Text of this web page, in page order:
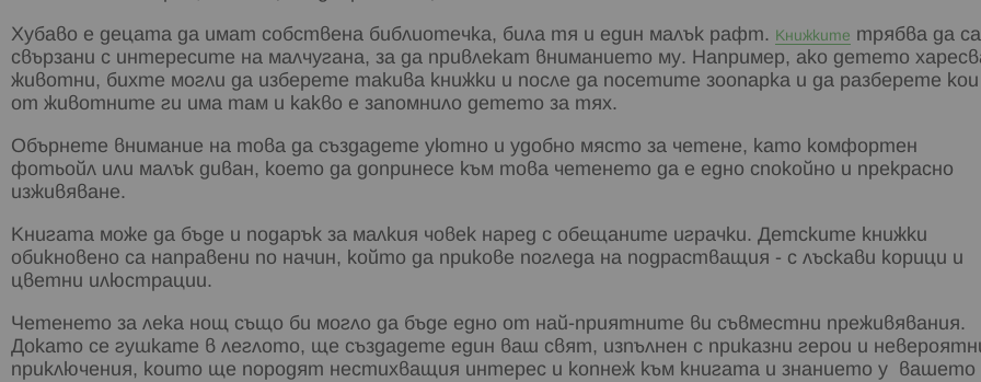
Хубаво е децата да имат собствена библиотечка, била тя и един малък рафт. Книжките трябва да са
свързани с интересите на малчугана, за да привлекат вниманието му. Например, ако детето
животни, бихте могли да изберете такива книжки и после да посетите зоопарка и да разберете кои
от животните ги има там и какво е запомнило детето за тях.
Обърнете внимание на това да създадете уютно и удобно място за четене, като комфортен
фотьойл или малък диван, което да допринесе към това четенето да е едно спокойно и прекрасно
изживяване.
Книгата може да бъде и подарък за малкия човек наред с обещаните играчки. Детските книжки
обикновено са направени по начин, който да прикове погледа на подрастващия - с лъскави корици и
цветни илюстрации.
Четенето за лека нощ също би могло да бъде едно от най-приятните ви съвместни преживявания.
Докато се гушкате в леглото, ще създадете един ваш свят, изпълнен с приказни герои и
приключения, които ще породят нестихващия интерес и копнеж към книгата и знанието у вашето